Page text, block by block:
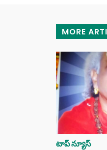
MORE
టాప్ న్యూస్